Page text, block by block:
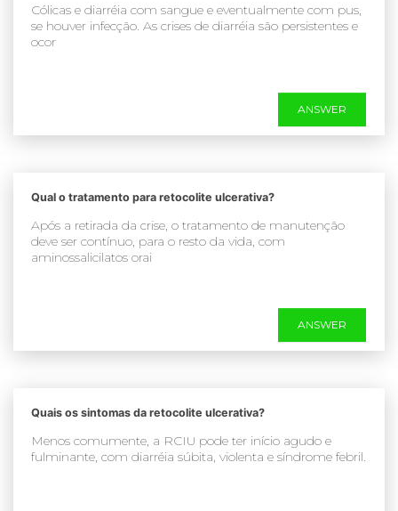
Cólicas e diarréia com sangue e eventualmente com pus,
se houver infecção. As crises de diarréia são persistentes e
ocor
ANSWER
Qual o tratamento para retocolite ulcerativa?
Após a retirada da crise, o tratamento de manutenção
deve ser contínuo, para o resto da vida, com
aminossalicilatos orai
ANSWER
Quais os sintomas da retocolite ulcerativa?
Menos comumente, a RCIU pode ter início agudo e
fulminante, com diarréia súbita, violenta e síndrome febril.